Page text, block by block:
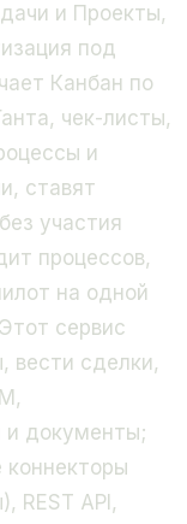
и Проекты,
под
Канбан по
чек-листы,
и
ставят
участия
процессов,
на одной
сервис
вести сделки,
и документы;
коннекторы
REST API,